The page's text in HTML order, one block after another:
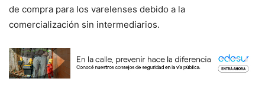
de compra para los varelenses debido a la
comercialización sin intermediarios.